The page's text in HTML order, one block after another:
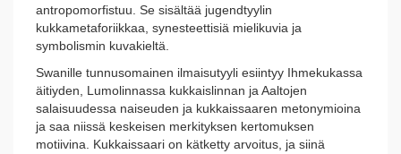
antropomorfistuu. Se sisältää jugendtyylin
kukkametaforiikkaa, synesteettisiä mielikuvia ja
symbolismin kuvakieltä.
Swanille tunnusomainen ilmaisutyyli esiintyy Ihmekukassa
äitiyden, Lumolinnassa kukkaislinnan ja Aaltojen
salaisuudessa naiseuden ja kukkaissaaren metonymioina
ja saa niissä keskeisen merkityksen kertomuksen
motiivina. Kukkaissaari on kätketty arvoitus, ja siinä